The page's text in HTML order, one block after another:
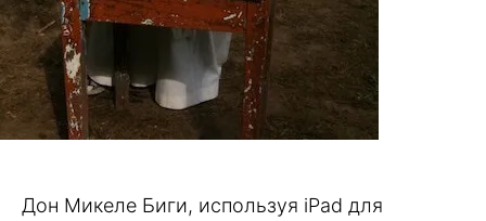
Дон Микеле Биги, используя iPad для